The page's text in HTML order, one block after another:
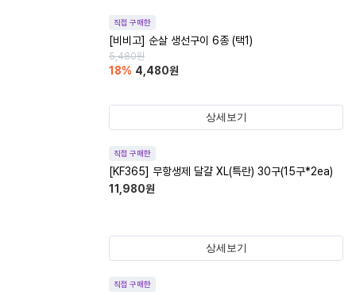
직접 구매한
[비비고] 순살 생선구이 6종 (택1)
5,480원
18% 4,480원
상세보기
직접 구매한
[KF365] 무항생제 달걀 XL(특란) 30구(15구*2ea)
11,980원
상세보기
직접 구매한